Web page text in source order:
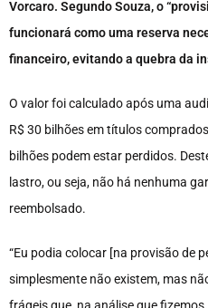
Vorcaro. Segundo Souza, o
funcionará como uma reserva
financeiro, evitando a quebra da
O valor foi calculado após uma
R$ 30 bilhões em títulos
bilhões podem estar perdidos.
lastro, ou seja, não há nenhuma
reembolsado.
“Eu podia colocar [na provisão de
simplesmente não existem, mas
frágeis que, na análise que